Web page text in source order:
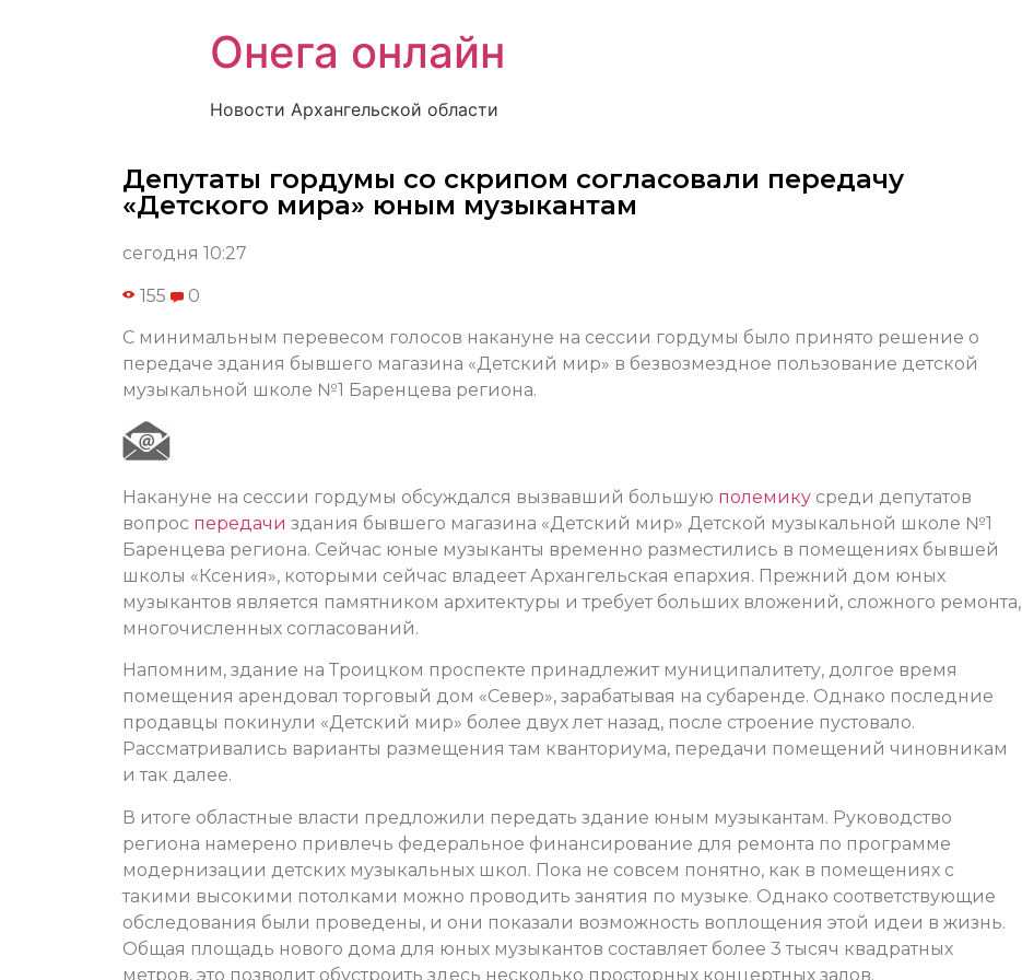
Онега онлайн
Новости Архангельской области
Депутаты гордумы со скрипом согласовали передачу
«Детского мира» юным музыкантам
сегодня 10:27
155 0
С минимальным перевесом голосов накануне на сессии гордумы было принято решение о
передаче здания бывшего магазина «Детский мир» в безвозмездное пользование детской
музыкальной школе №1 Баренцева региона.
Накануне на сессии гордумы обсуждался вызвавший большую полемику среди депутатов
вопрос передачи здания бывшего магазина «Детский мир» Детской музыкальной школе №1
Баренцева региона. Сейчас юные музыканты временно разместились в помещениях бывшей
школы «Ксения», которыми сейчас владеет Архангельская епархия. Прежний дом юных
музыкантов является памятником архитектуры и требует больших вложений, сложного ремонта,
многочисленных согласований.
Напомним, здание на Троицком проспекте принадлежит муниципалитету, долгое время
помещения арендовал торговый дом «Север», зарабатывая на субаренде. Однако последние
продавцы покинули «Детский мир» более двух лет назад, после строение пустовало.
Рассматривались варианты размещения там кванториума, передачи помещений чиновникам
и так далее.
В итоге областные власти предложили передать здание юным музыкантам. Руководство
региона намерено привлечь федеральное финансирование для ремонта по программе
модернизации детских музыкальных школ. Пока не совсем понятно, как в помещениях с
такими высокими потолками можно проводить занятия по музыке. Однако соответствующие
обследования были проведены, и они показали возможность воплощения этой идеи в жизнь.
Общая площадь нового дома для юных музыкантов составляет более 3 тысяч квадратных
метров, это позволит обустроить здесь несколько просторных концертных залов.